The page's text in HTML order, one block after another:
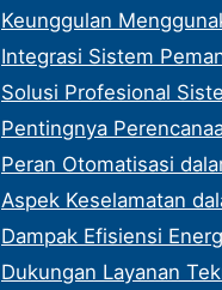
Keunggulan
Integrasi Sistem
Solusi Profesional
Pentingnya
Peran Otomatisasi
Aspek Keselamatan
Dampak Efisiensi
Dukungan Layanan